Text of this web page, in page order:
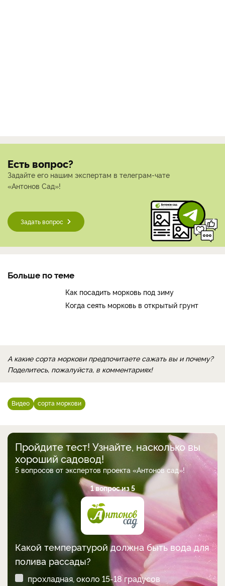
Есть вопрос?
Задайте его нашим экспертам в телеграм-чате
«Антонов Сад»!
Задать вопрос
Больше по теме
Как посадить морковь под зиму
Когда сеять морковь в открытый грунт
А какие сорта моркови предпочитаете сажать вы и почему?
Поделитесь, пожалуйста, в комментариях!
Видео сорта моркови
Пройдите тест! Узнайте, насколько вы
хороший садовод!
5 вопросов от экспертов проекта «Антонов сад»!
1 вопрос из 5
Какой температурой должна быть вода для
полива рассады?
прохладная, около 15-18 градусов